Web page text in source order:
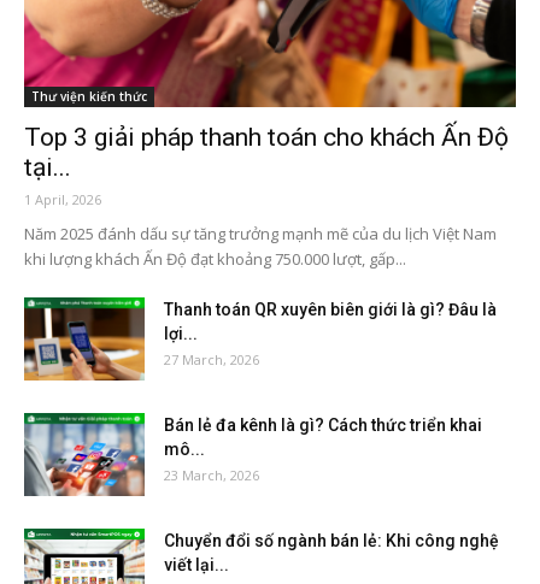
Thư viện kiến thức
Top 3 giải pháp thanh toán cho khách Ấn Độ
tại...
1 April, 2026
Năm 2025 đánh dấu sự tăng trưởng mạnh mẽ của du lịch Việt Nam
khi lượng khách Ấn Độ đạt khoảng 750.000 lượt, gấp...
Thanh toán QR xuyên biên giới là gì? Đâu là
lợi...
27 March, 2026
Bán lẻ đa kênh là gì? Cách thức triển khai
mô...
23 March, 2026
Chuyển đổi số ngành bán lẻ: Khi công nghệ
viết lại...